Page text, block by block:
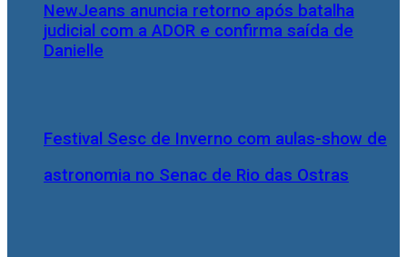
Festival Sesc de Inverno com aulas-show de
astronomia no Senac de Rio das Ostras
NewJeans anuncia retorno após batalha
judicial com a ADOR e confirma saída de
Danielle